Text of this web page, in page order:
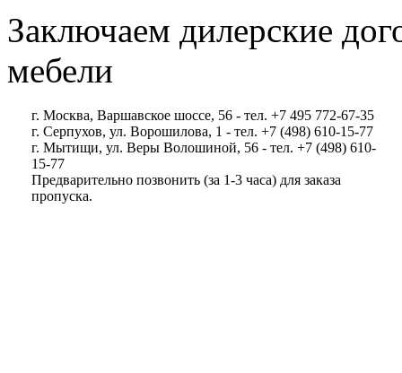
Заключаем дилерские
мебели
г. Москва, Варшавское шоссе, 56 - тел. +7 495 772-67-35
г. Серпухов, ул. Ворошилова, 1 - тел. +7 (498) 610-15-77
г. Мытищи, ул. Веры Волошиной, 56 - тел. +7 (498) 610-
15-77
Предварительно позвонить (за 1-3 часа) для заказа
пропуска.